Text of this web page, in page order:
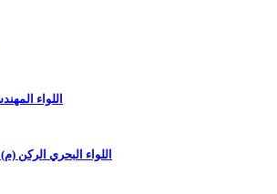
اللواء
اللواء البحري الركن